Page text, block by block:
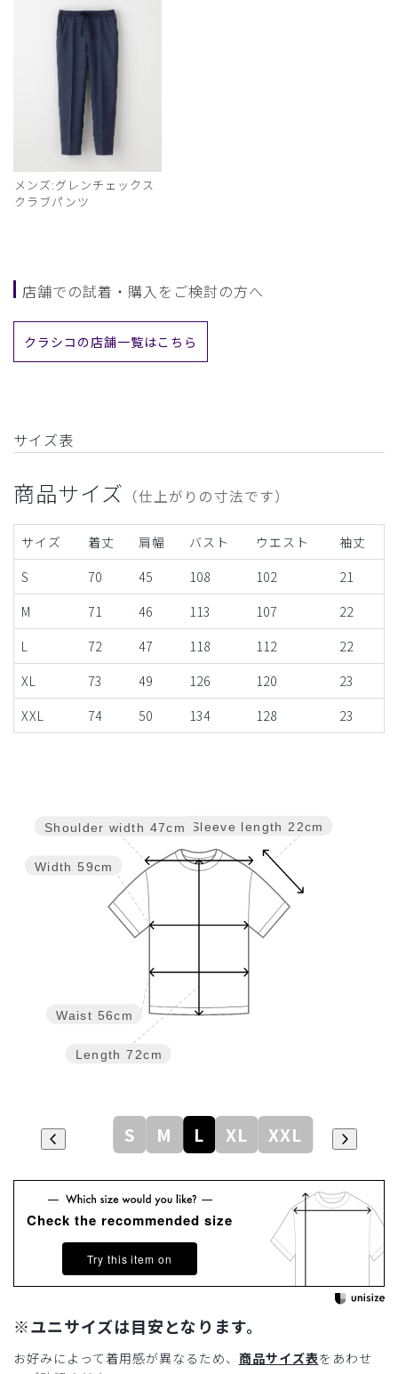
メンズ:グレンチェックス
クラブパンツ
店舗での試着・購入をご検討の方へ
クラシコの店舗一覧はこちら
サイズ表
商品サイズ （仕上がりの寸法です）
サイズ 着丈 肩幅 バスト ウエスト
袖丈
S
70 45 108 102
21
M
71 46 113 107
22
L
72 47 118 112
22
XL
73 49 126 120
23
XXL
74 50 134 128 23
Sleeve length 22cm
Length 72cm
Waist 56cm
Width 59cm
Shoulder width 47cm
S M L XL XXL
Check the recommended size
Try this item on
※ユニサイズは目安となります。
お好みによって着用感が異なるため、 商品サイズ表をあわせ